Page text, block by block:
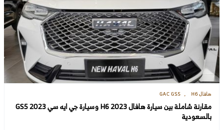
هافال H6 GAC GS5
مقارنة شاملة بين سيارة هافال H6 2023 وسيارة جي ايه سي GS5 2023
بالسعودية